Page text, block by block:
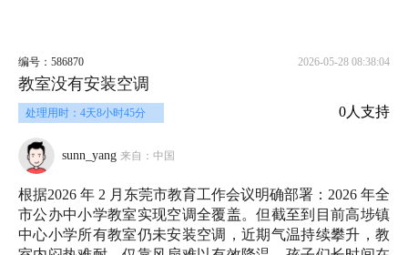
编号：586870 2026-05-28 08:38:04
教室没有安装空调
处理用时：4天8小时45分 0人支持
sunn_yang 来自：中国
根据2026 年 2 月东莞市教育工作会议明确部署：2026 年全
市公办中小学教室实现空调全覆盖。但截至到目前高埗镇
中心小学所有教室仍未安装空调，近期气温持续攀升，教